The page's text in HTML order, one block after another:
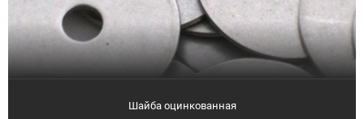
Шайба оцинкованная